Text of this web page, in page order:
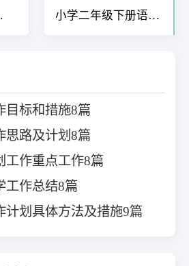
小学二年级下册语文
目标和措施8篇
思路及计划8篇
工作重点工作8篇
工作总结8篇
计划具体方法及措施9篇